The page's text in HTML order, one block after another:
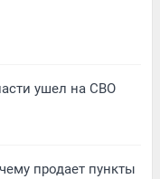
ушел на СВО
продает пункты